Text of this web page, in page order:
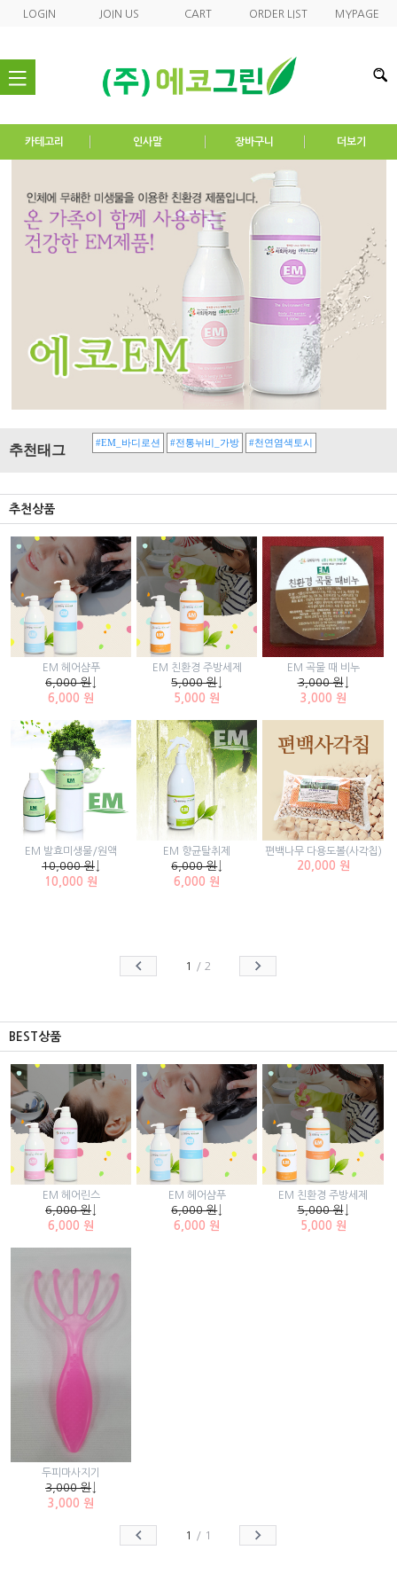
LOGIN JOIN US CART ORDER LIST MYPAGE
카테고리 인사말 장바구니 더보기
nav
추천태그 #EM_바디로션 #전통뉘비_가방 #천연염색토시
추천상품
EM 헤어샴푸
6,000 원
6,000 원
EM 친환경 주방세제
5,000 원↓
5,000 원
EM 곡물 때 비누
3,000 원↓
3,000 원
EM 발효미생물/원액
10,000 원
10,000 원
EM 향균탈취제
6,000 원↓
6,000 원
편백나무 다용도볼(사각칩)
20,000 원
1 / 2
BEST상품
EM 헤어린스
6,000 원
6,000 원
EM 헤어샴푸
6,000 원↓
6,000 원
EM 친환경 주방세제
5,000 원↓
5,000 원
두피마사지기
3,000 원
3,000 원
1 / 1